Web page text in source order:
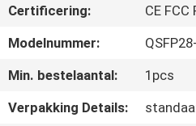
CONTACTEER
ONS
Certificering:
CE FCC
Modelnummer:
Min. bestelaantal:
1pcs
Verpakking Details: